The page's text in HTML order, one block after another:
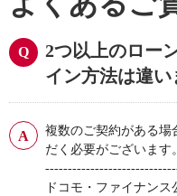
2つ以上のロー
イン方法は違い
複数のご契約がある場
だく必要がございます。
ドコモ・ファイナン